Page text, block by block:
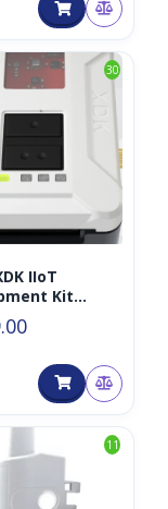
30
IIoT
Kit
11